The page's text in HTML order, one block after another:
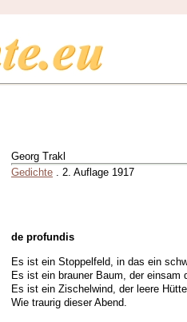
Georg Trakl
Gedichte . 2. Auflage 1917
de profundis
Es ist ein Stoppelfeld, in das ein
Es ist ein brauner Baum, der einsam
Es ist ein Zischelwind, der leere
Wie traurig dieser Abend.